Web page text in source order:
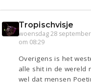
Tropischvisje
woensdag 28
om 08:29
Overigens is het
alle shit in de wereld
wel dat mensen